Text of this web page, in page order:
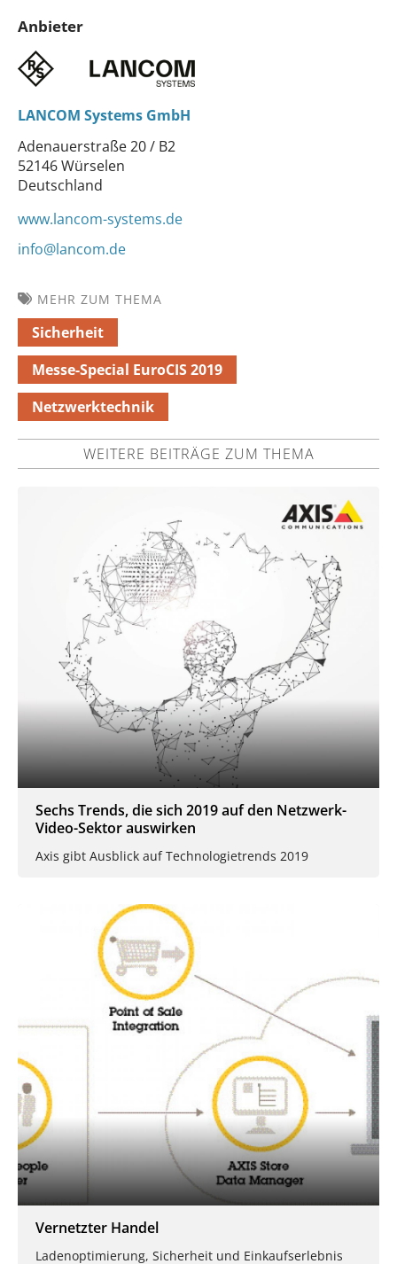
Anbieter
LANCOM Systems GmbH
Adenauerstraße 20 / B2
52146 Würselen
Deutschland
www.lancom-systems.de
info@lancom.de
MEHR ZUM THEMA
Sicherheit
Messe-Special EuroCIS 2019
Netzwerktechnik
WEITERE BEITRÄGE ZUM THEMA
Sechs Trends, die sich 2019 auf den Netzwerk-
Video-Sektor auswirken
Axis gibt Ausblick auf Technologietrends 2019
Vernetzter Handel
Ladenoptimierung, Sicherheit und Einkaufserlebnis